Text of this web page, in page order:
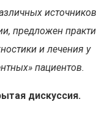
предложен
и лечения у
пациентов.
дискуссия.